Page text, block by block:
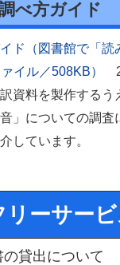
べ方ガイド
ド（図書館で「読
イル／508KB）
資料を製作するう
」についての調査
しています。
ーサービ
貸出について